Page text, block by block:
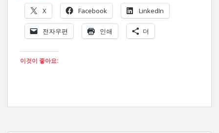
X Facebook LinkedIn
전자우편 인쇄 더
이것이 좋아요: